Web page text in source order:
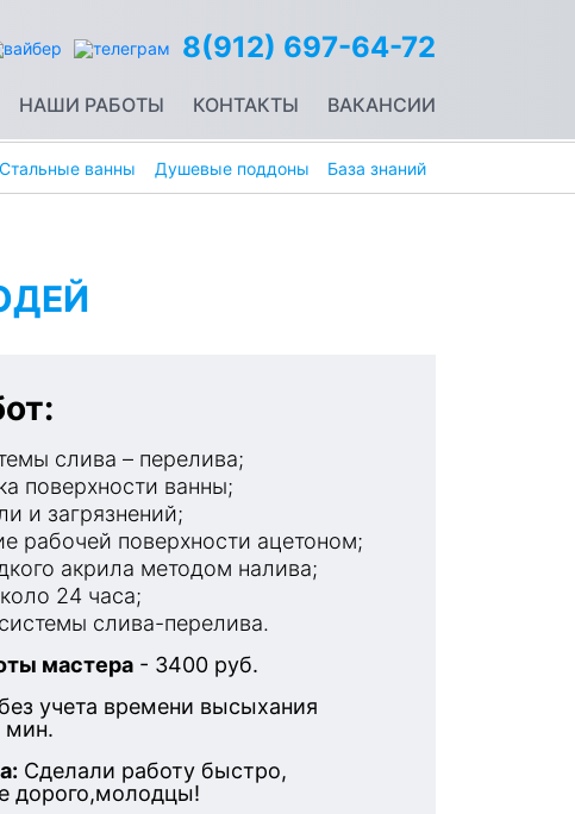
8(912) 697-64-72
НАШИ РАБОТЫ КОНТАКТЫ ВАКАНСИИ
Стальные ванны Душевые поддоны База знаний
слива – перелива;
поверхности ванны;
и загрязнений;
рабочей поверхности ацетоном;
акрила методом налива;
24 часа;
слива-перелива.
мастера - 3400 руб.
учета времени высыхания
мин.
Сделали работу быстро,
дорого,молодцы!